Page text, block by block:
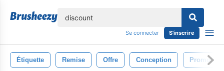
Se connecter S'inscrire
Étiquette Remise Offre Conception Promotion